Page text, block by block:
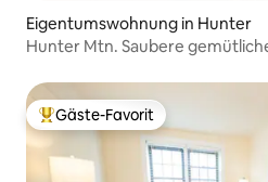
Eigentumswohnung in Hunter
Hunter Mtn. Saubere
Beliebter Gäste-Favorit.
Gäste-Favorit